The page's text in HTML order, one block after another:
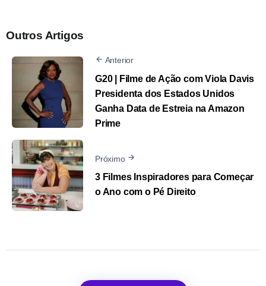
Outros Artigos
Anterior
G20 | Filme de Ação com Viola Davis
Presidenta dos Estados Unidos
Ganha Data de Estreia na Amazon
Prime
Próximo
3 Filmes Inspiradores para Começar
o Ano com o Pé Direito